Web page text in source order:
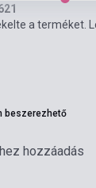
a terméket.
beszerezhető
hozzáadás